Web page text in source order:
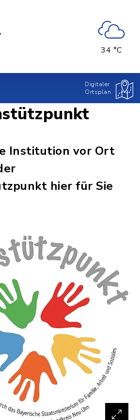
34 °C
Digitaler
Ortsplan
Institution vor Ort
hier für Sie